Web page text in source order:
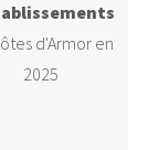
d'Armor en
2025